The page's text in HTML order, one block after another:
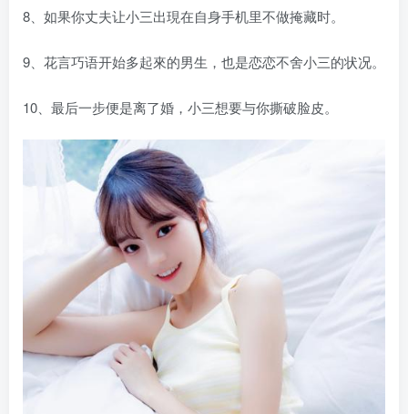
8、如果你丈夫让小三出現在自身手机里不做掩藏时。
9、花言巧语开始多起來的男生，也是恋恋不舍小三的状况。
10、最后一步便是离了婚，小三想要与你撕破脸皮。